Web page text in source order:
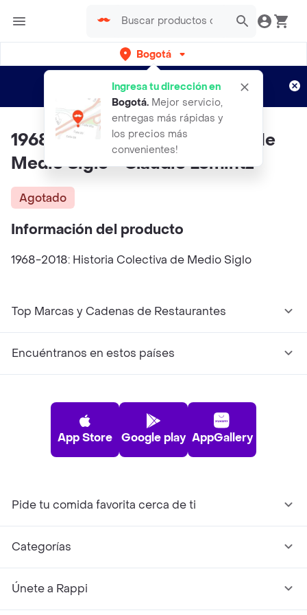
Bogotá
Ingresa tu dirección en
Bogotá. Mejor servicio,
entregas más rápidas y
los precios más
convenientes!
envíos gratis por semanas
Aplican TyC
1968-2018: Historia Colectiva de
Medio Siglo - Claudio Lomintz
Agotado
Información del producto
1968-2018: Historia Colectiva de Medio Siglo
Top Marcas y Cadenas de Restaurantes
Encuéntranos en estos países
App Store Google play AppGallery
Pide tu comida favorita cerca de ti
Categorías
Únete a Rappi